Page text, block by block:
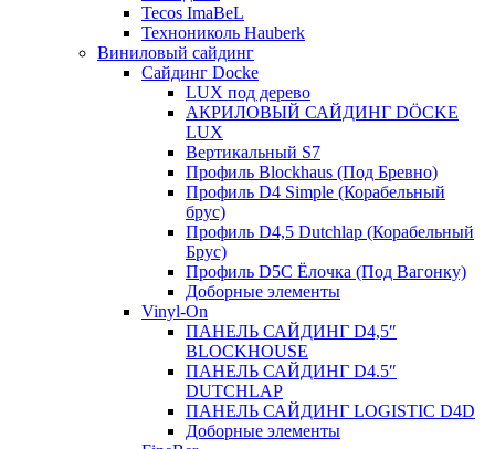
Tecos ImaBeL
Технониколь Hauberk
Виниловый сайдинг
Сайдинг Docke
LUX под дерево
АКРИЛОВЫЙ САЙДИНГ DÖCKE
LUX
Вертикальный S7
Профиль Blockhaus (Под Бревно)
Профиль D4 Simple (Корабельный
брус)
Профиль D4,5 Dutchlap (Корабельный
Брус)
Профиль D5C Ёлочка (Под Вагонку)
Доборные элементы
Vinyl-On
ПАНЕЛЬ САЙДИНГ D4,5″
BLOCKHOUSE
ПАНЕЛЬ САЙДИНГ D4.5″
DUTCHLAP
ПАНЕЛЬ САЙДИНГ LOGISTIC D4D
Доборные элементы